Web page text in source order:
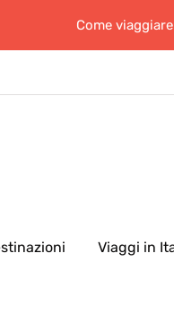
Come
Viaggi in